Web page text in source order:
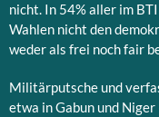
nicht. In 54% aller im
Wahlen nicht den
weder als frei noch fair
Militärputsche und
etwa in Gabun und